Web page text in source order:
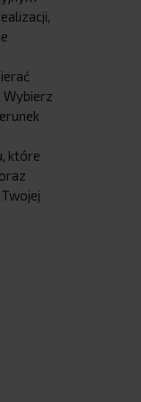
Wybierz
które